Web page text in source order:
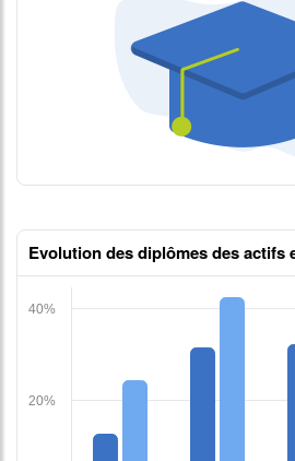
contenus données json n°2
Evolution des diplômes des actifs
tableaux excel n°1